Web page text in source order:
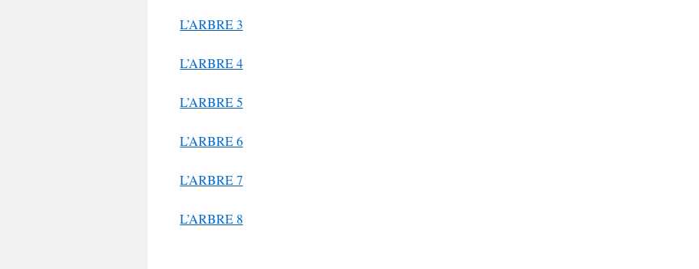
L’ARBRE 3
L’ARBRE 4
L’ARBRE 5
L’ARBRE 6
L’ARBRE 7
L’ARBRE 8